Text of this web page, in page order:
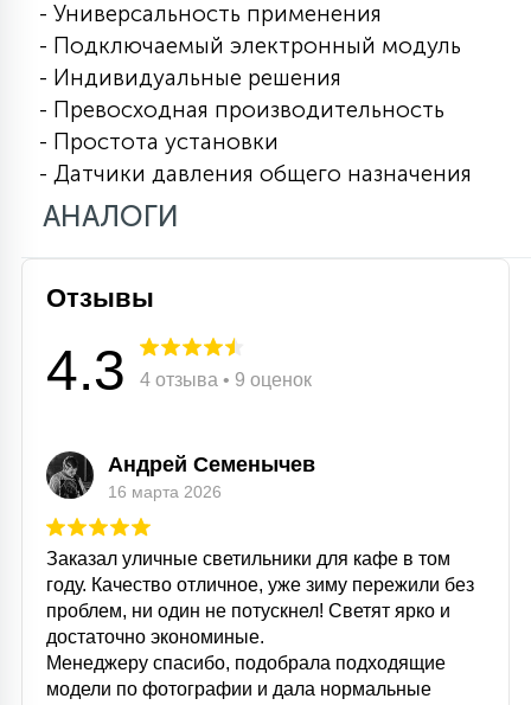
С УПРАВЛЕНИЕМ
АКСЕССУАРЫ
- Универсальность применения
- Подключаемый электронный модуль
- Индивидуальные решения
- Превосходная производительность
- Простота установки
- Датчики давления общего назначения
АНАЛОГИ
Отзывы
4.3 4 отзыва • 9 оценок
Андрей Семенычев
16 марта 2026
Заказал уличные светильники для кафе в том
году. Качество отличное, уже зиму пережили без
проблем, ни один не потускнел! Светят ярко и
достаточно экономиные.
Менеджеру спасибо, подобрала подходящие
модели по фотографии и дала нормальные